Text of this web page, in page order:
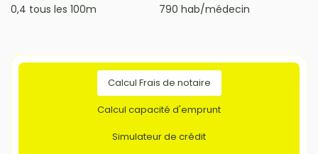
0,4 tous les 100m 790 hab/médecin
Calcul Frais de notaire
Calcul capacité d'emprunt
Simulateur de crédit